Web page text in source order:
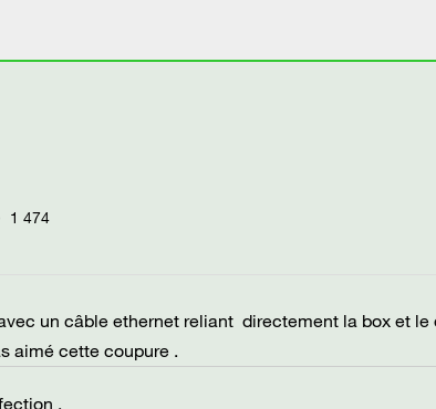
1 474
un câble ethernet reliant directement la box et le
aimé cette coupure .
.